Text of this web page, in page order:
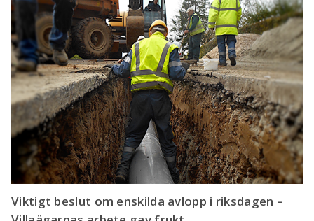
Viktigt beslut om enskilda avlopp i riksdagen –